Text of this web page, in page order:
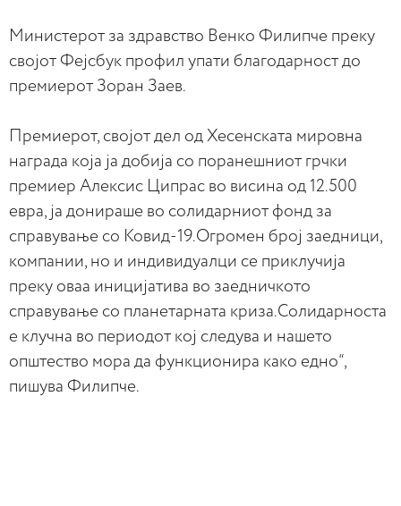
Министерот за здравство Венко Филипче преку
својот Фејсбук профил упати благодарност до
премиерот Зоран Заев.
Премиерот, својот дел од Хесенската мировна
награда која ја добија со поранешниот грчки
премиер Алексис Ципрас во висина од 12.500
евра, ја донираше во солидарниот фонд за
справување со Ковид-19.Огромен број заедници,
компании, но и индивидуалци се приклучија
преку оваа иницијатива во заедничкото
справување со планетарната криза.Солидарноста
е клучна во периодот кој следува и нашето
општество мора да функционира како едно“,
пишува Филипче.